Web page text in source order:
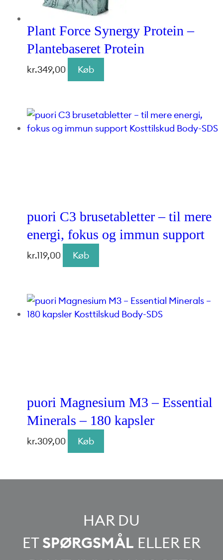
Plant Force Synergy Protein –
Plantebaseret Protein
kr.349,00 Køb
puori C3 brusetabletter – til mere
energi, fokus og immun support
kr.119,00 Køb
puori Magnesium M3 – Essential
Minerals – 180 kapsler
kr.309,00 Køb
HAR DU
ETSPØRGSMÅL ELLER ER